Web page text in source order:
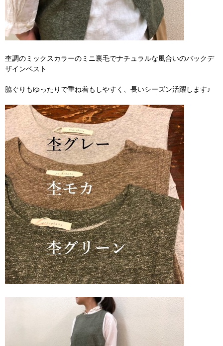
杢調のミックスカラーのミニ裏毛でナチュラルな風合いのバックデ
ザインベスト
脇ぐりもゆったりで重ね着もしやすく、長いシーズン活躍します♪